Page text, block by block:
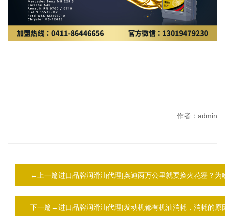
作者：admin
←上一篇进口品牌润滑油代理|奥迪两万公里就要换火花塞？为
下一篇→进口品牌润滑油代理|发动机都有机油消耗，消耗的原